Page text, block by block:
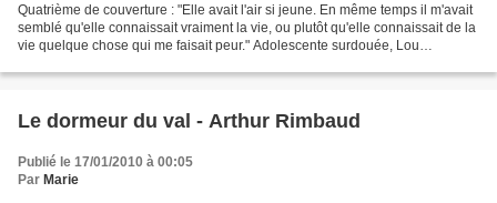
Quatrième de couverture : "Elle avait l'air si jeune. En même temps il m'avait
semblé qu'elle connaissait vraiment la vie, ou plutôt qu'elle connaissait de la
vie quelque chose qui me faisait peur." Adolescente surdouée, Lou
Le dormeur du val - Arthur Rimbaud
Publié le 17/01/2010 à 00:05
Par Marie